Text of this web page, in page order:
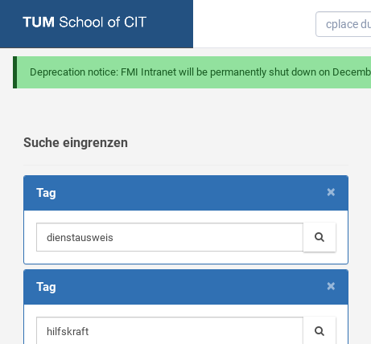
Deprecation notice: FMI Intranet will be permanently shut down on
Suche eingrenzen
×
Tag
×
Tag